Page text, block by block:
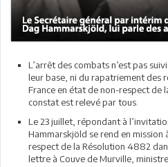
L’arrêt des combats n’est pas
leur base, ni du rapatriement des
France en état de non-respect de
constat est relevé par tous.
Le 23 juillet, répondant à
Hammarskjöld se rend en mission
respect de la Résolution 4882
lettre à Couve de Murville,